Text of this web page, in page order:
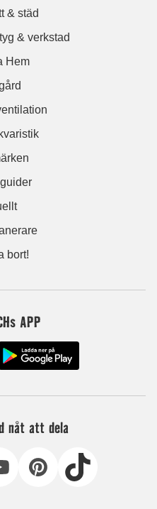
& städ
& verkstad
Hem
bort!
APP
nåt att dela